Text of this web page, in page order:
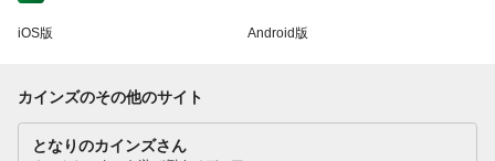
iOS版 Android版
カインズのその他のサイト
となりのカインズさん